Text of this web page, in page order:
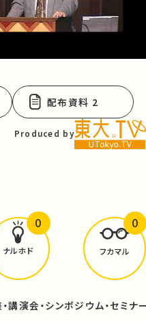
Video
配布資料 2
Produced by
がありましたか？
ナルホド
0
フカマル
0
講演会・シンポジウム・セミナ